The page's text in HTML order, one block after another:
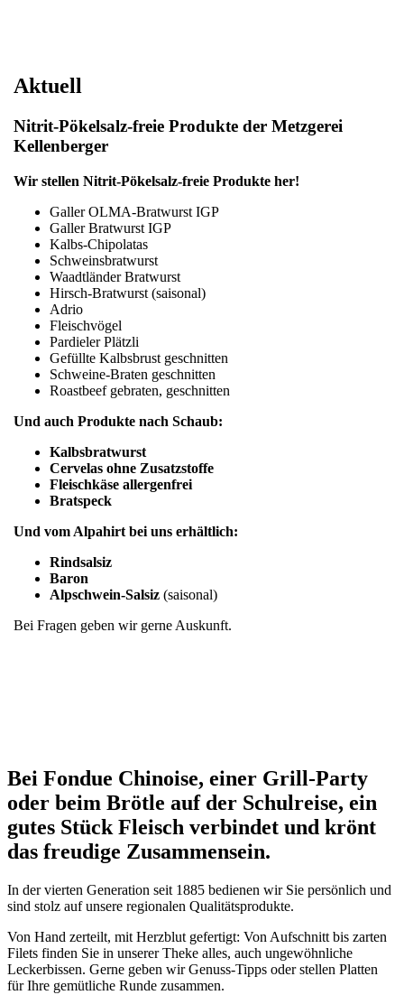
Aktuell
Nitrit-Pökelsalz-freie Produkte der Metzgerei
Kellenberger
Wir stellen Nitrit-Pökelsalz-freie Produkte her!
Galler OLMA-Bratwurst IGP
Galler Bratwurst IGP
Kalbs-Chipolatas
Schweinsbratwurst
Waadtländer Bratwurst
Hirsch-Bratwurst (saisonal)
Adrio
Fleischvögel
Pardieler Plätzli
Gefüllte Kalbsbrust geschnitten
Schweine-Braten geschnitten
Roastbeef gebraten, geschnitten
Und auch Produkte nach Schaub:
Kalbsbratwurst
Cervelas ohne Zusatzstoffe
Fleischkäse allergenfrei
Bratspeck
Und vom Alpahirt bei uns erhältlich:
Rindsalsiz
Baron
Alpschwein-Salsiz (saisonal)
Bei Fragen geben wir gerne Auskunft.
Bei Fondue Chinoise, einer Grill-Party
oder beim Brötle auf der Schulreise, ein
gutes Stück Fleisch verbindet und krönt
das freudige Zusammensein.
In der vierten Generation seit 1885 bedienen wir Sie persönlich und
sind stolz auf unsere regionalen Qualitätsprodukte.
Von Hand zerteilt, mit Herzblut gefertigt: Von Aufschnitt bis zarten
Filets finden Sie in unserer Theke alles, auch ungewöhnliche
Leckerbissen. Gerne geben wir Genuss-Tipps oder stellen Platten
für Ihre gemütliche Runde zusammen.